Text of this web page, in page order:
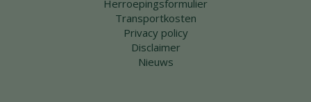
Herroepingsformulier
Transportkosten
Privacy policy
Disclaimer
Nieuws